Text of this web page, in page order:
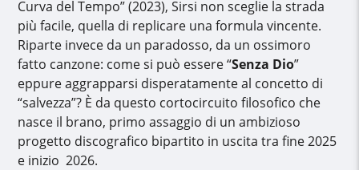
Curva del Tempo” (2023), Sirsi non sceglie la strada
più facile, quella di replicare una formula vincente.
Riparte invece da un paradosso, da un ossimoro
fatto canzone: come si può essere “Senza Dio”
eppure aggrapparsi disperatamente al concetto di
“salvezza”? È da questo cortocircuito filosofico che
nasce il brano, primo assaggio di un ambizioso
progetto discografico bipartito in uscita tra fine 2025
e inizio 2026.